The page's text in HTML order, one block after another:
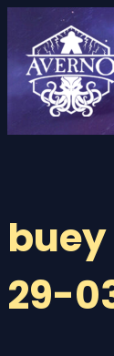
contenido
29-